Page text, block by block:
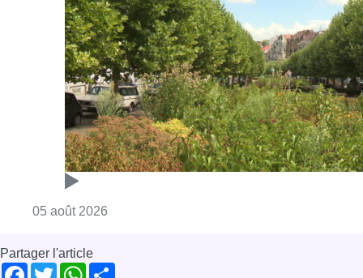
05 août 2026
Partager l'article
Facebook
TwitterWhatsApp